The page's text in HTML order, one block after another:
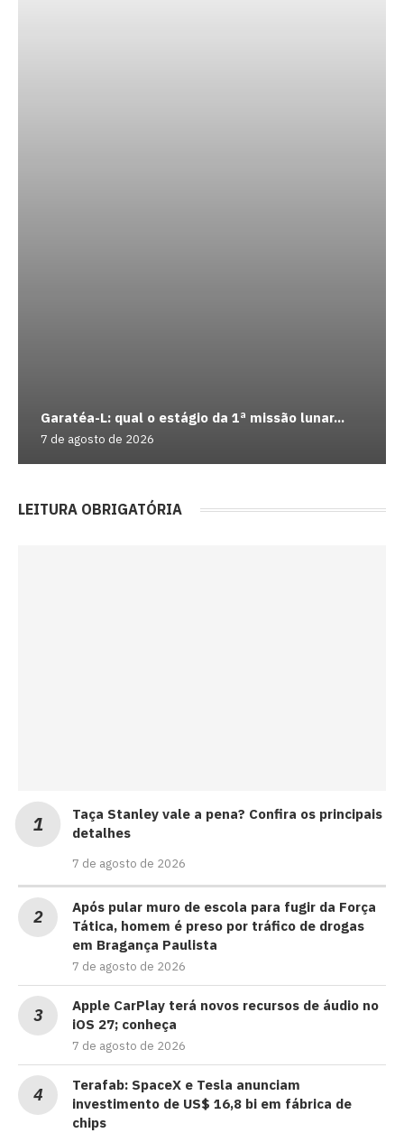
Garatéa-L: qual o estágio da 1ª missão lunar...
7 de agosto de 2026
LEITURA OBRIGATÓRIA
Taça Stanley vale a pena? Confira os principais
detalhes
7 de agosto de 2026
Após pular muro de escola para fugir da Força
Tática, homem é preso por tráfico de drogas
em Bragança Paulista
7 de agosto de 2026
Apple CarPlay terá novos recursos de áudio no
iOS 27; conheça
7 de agosto de 2026
Terafab: SpaceX e Tesla anunciam
investimento de US$ 16,8 bi em fábrica de
chips